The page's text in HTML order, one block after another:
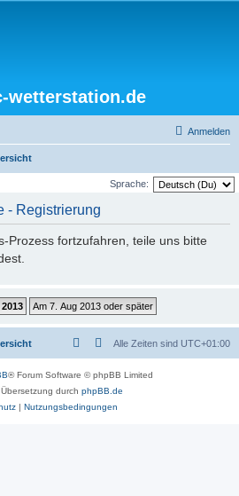
wetterstation.de
Anmelden
Sprache:
- Registrierung
Prozess fortzufahren, teile uns bitte
Alle Zeiten sind UTC+01:00
® Forum Software © phpBB Limited
durch phpBB.de
| Nutzungsbedingungen